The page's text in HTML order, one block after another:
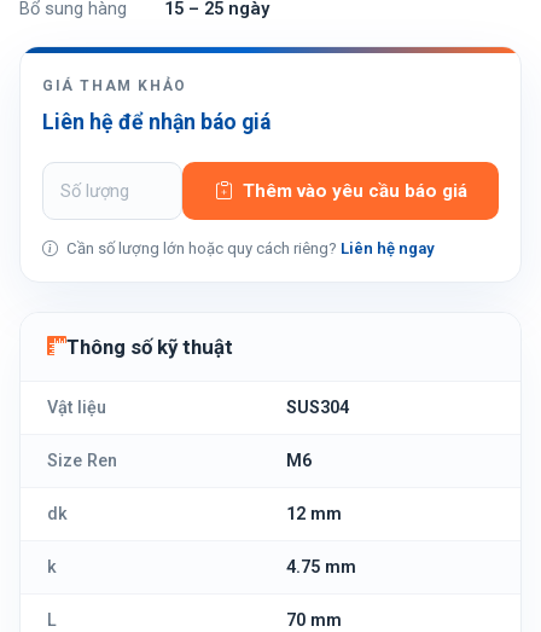
Bổ sung hàng 15 – 25 ngày
GIÁ THAM KHẢO
Liên hệ để nhận báo giá
Thêm vào yêu cầu báo giá
Cần số lượng lớn hoặc quy cách riêng? Liên hệ ngay
Thông số kỹ thuật
Vật liệu SUS304
Size Ren M6
dk 12 mm
k 4.75 mm
L 70 mm